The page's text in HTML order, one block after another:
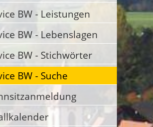
BW - Leistungen
BW - Lebenslagen
BW - Stichwörter
BW - Suche